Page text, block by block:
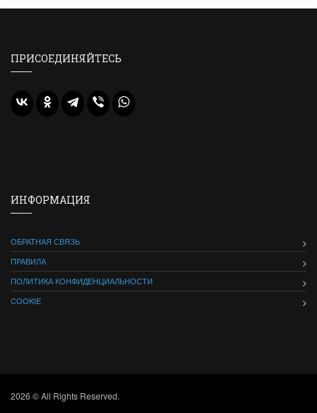
ПРИСОЕДИНЯЙТЕСЬ
ИНФОРМАЦИЯ
ОБРАТНАЯ СВЯЗЬ
ПРАВИЛА
ПОЛИТИКА КОНФИДЕНЦИАЛЬНОСТИ
COOKIE
2026 © All Rights Reserved.